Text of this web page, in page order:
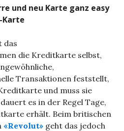
und neu Karte ganz easy
das
die Kreditkarte selbst,
Transaktionen feststellt,
und muss sie
es in der Regel Tage,
erhält. Beim britischen
«Revolut» geht das jedoch